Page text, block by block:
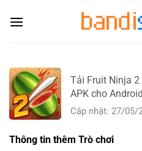
Tải Fruit Ninja 2
APK cho Android
Cập nhật: 27/05/
Thông tin thêm Trò chơi